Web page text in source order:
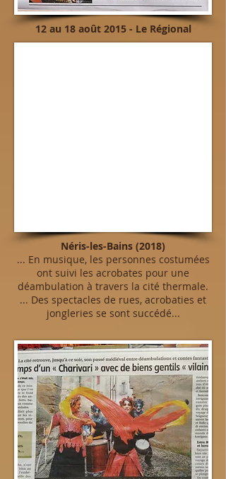
12 au 18 août 2015 - Le Régional
Néris-les-Bains (2018)
... En musique, les personnes costumées
ont suivi les acrobates pour une
déambulation à travers la cité thermale.
... Des spectacles de rues, acrobaties et
jongleries se sont succédé...